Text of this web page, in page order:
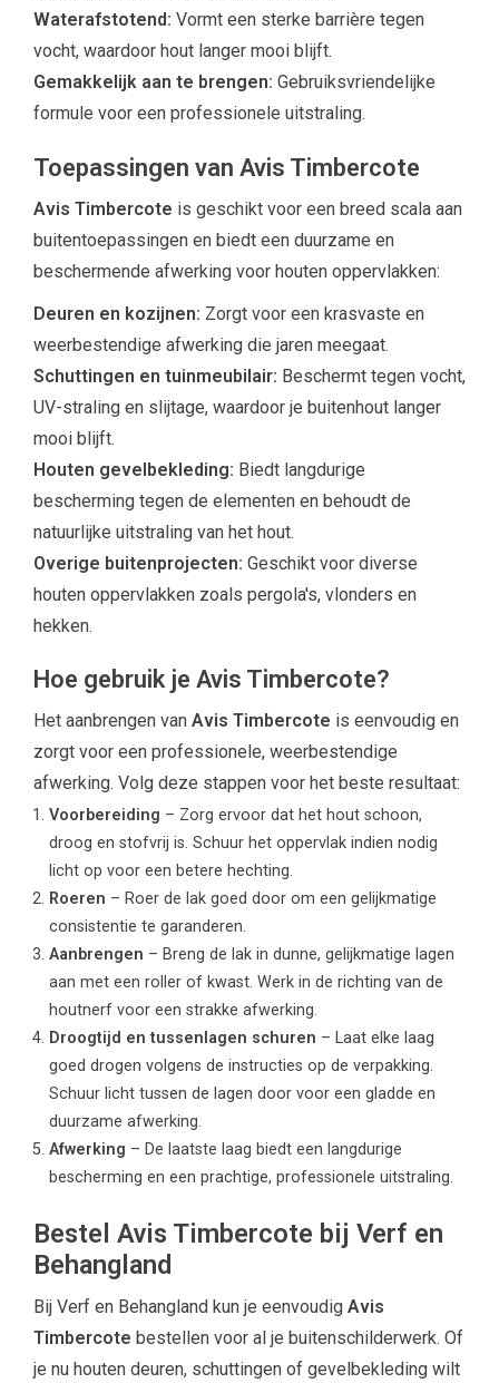
Waterafstotend: Vormt een sterke barrière tegen
vocht, waardoor hout langer mooi blijft.
Gemakkelijk aan te brengen: Gebruiksvriendelijke
formule voor een professionele uitstraling.
Toepassingen van Avis Timbercote
Avis Timbercote is geschikt voor een breed scala aan
buitentoepassingen en biedt een duurzame en
beschermende afwerking voor houten oppervlakken:
Deuren en kozijnen: Zorgt voor een krasvaste en
weerbestendige afwerking die jaren meegaat.
Schuttingen en tuinmeubilair: Beschermt tegen vocht,
UV-straling en slijtage, waardoor je buitenhout langer
mooi blijft.
Houten gevelbekleding: Biedt langdurige
bescherming tegen de elementen en behoudt de
natuurlijke uitstraling van het hout.
Overige buitenprojecten: Geschikt voor diverse
houten oppervlakken zoals pergola's, vlonders en
hekken.
Hoe gebruik je Avis Timbercote?
Het aanbrengen van Avis Timbercote is eenvoudig en
zorgt voor een professionele, weerbestendige
afwerking. Volg deze stappen voor het beste resultaat:
Voorbereiding – Zorg ervoor dat het hout schoon,
droog en stofvrij is. Schuur het oppervlak indien nodig
licht op voor een betere hechting.
Roeren – Roer de lak goed door om een gelijkmatige
consistentie te garanderen.
Aanbrengen – Breng de lak in dunne, gelijkmatige lagen
aan met een roller of kwast. Werk in de richting van de
houtnerf voor een strakke afwerking.
Droogtijd en tussenlagen schuren – Laat elke laag
goed drogen volgens de instructies op de verpakking.
Schuur licht tussen de lagen door voor een gladde en
duurzame afwerking.
Afwerking – De laatste laag biedt een langdurige
bescherming en een prachtige, professionele uitstraling.
Bestel Avis Timbercote bij Verf en
Behangland
Bij Verf en Behangland kun je eenvoudig Avis
Timbercote bestellen voor al je buitenschilderwerk. Of
je nu houten deuren, schuttingen of gevelbekleding wilt